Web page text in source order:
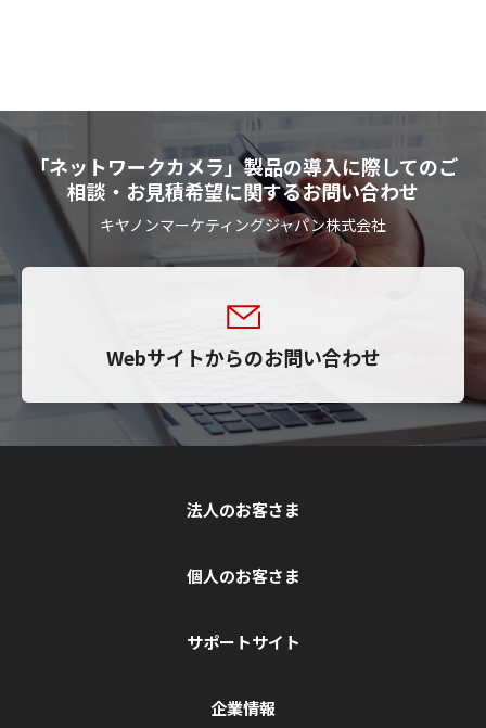
「ネットワークカメラ」製品の導入に際してのご
相談・お見積希望に関するお問い合わせ
キヤノンマーケティングジャパン株式会社
Webサイトからのお問い合わせ
法人のお客さま
個人のお客さま
サポートサイト
企業情報